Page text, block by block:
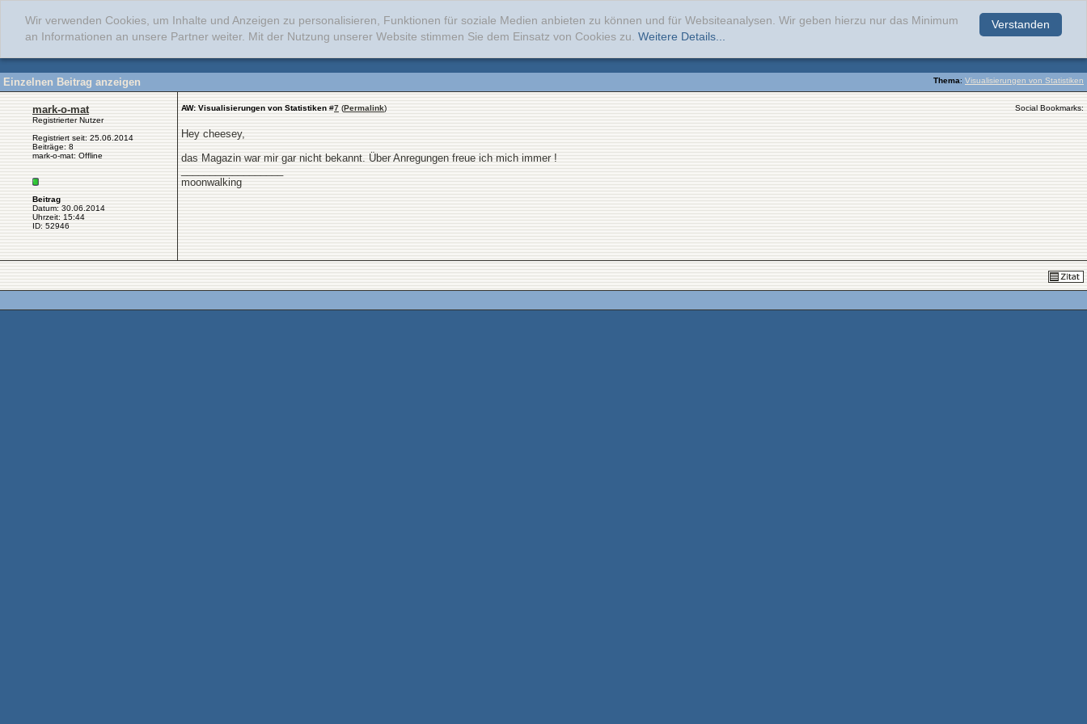
Verstanden
Wir verwenden Cookies, um Inhalte und Anzeigen zu personalisieren, Funktionen für soziale Medien anbieten zu können und für Websiteanalysen. Wir geben hierzu nur das Minimum
an Informationen an unsere Partner weiter. Mit der Nutzung unserer Website stimmen Sie dem Einsatz von Cookies zu. Weitere Details...
Thema: Visualisierungen von Statistiken
Einzelnen Beitrag anzeigen
mark-o-mat
Registrierter Nutzer
Registriert seit: 25.06.2014
Beiträge: 8
mark-o-mat: Offline
Beitrag
Datum: 30.06.2014
Uhrzeit: 15:44
ID: 52946
AW: Visualisierungen von Statistiken #7 (Permalink) Social Bookmarks:
Hey cheesey,
das Magazin war mir gar nicht bekannt. Über Anregungen freue ich mich immer !
moonwalking